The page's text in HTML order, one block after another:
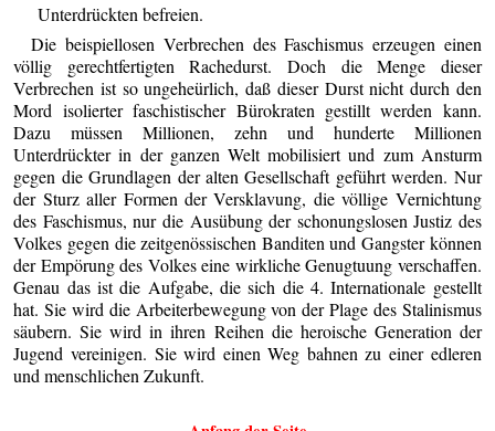
Unterdrückten befreien.
Die beispiellosen Verbrechen des Faschismus erzeugen einen
völlig gerechtfertigten Rachedurst. Doch die Menge dieser
Verbrechen ist so ungeheürlich, daß dieser Durst nicht durch den
Mord isolierter faschistischer Bürokraten gestillt werden kann.
Dazu müssen Millionen, zehn und hunderte Millionen
Unterdrückter in der ganzen Welt mobilisiert und zum Ansturm
gegen die Grundlagen der alten Gesellschaft geführt werden. Nur
der Sturz aller Formen der Versklavung, die völlige Vernichtung
des Faschismus, nur die Ausübung der schonungslosen Justiz des
Volkes gegen die zeitgenössischen Banditen und Gangster können
der Empörung des Volkes eine wirkliche Genugtuung verschaffen.
Genau das ist die Aufgabe, die sich die 4. Internationale gestellt
hat. Sie wird die Arbeiterbewegung von der Plage des Stalinismus
säubern. Sie wird in ihren Reihen die heroische Generation der
Jugend vereinigen. Sie wird einen Weg bahnen zu einer edleren
und menschlichen Zukunft.